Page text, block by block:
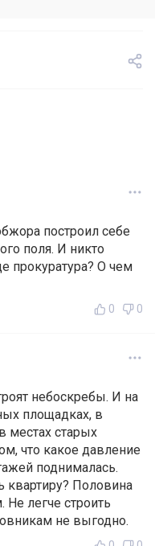
построил себе
поля. И никто
прокуратура? О чем
0 0
небоскребы. И на
площадках, в
местах старых
что какое давление
поднималась.
квартиру? Половина
легче строить
не выгодно.